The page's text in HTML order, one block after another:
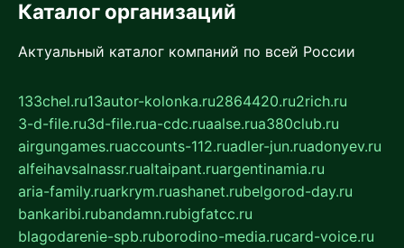
Каталог организаций
Актуальный каталог компаний по всей России
133chel.ru13autor-kolonka.ru2864420.ru2rich.ru
3-d-file.ru3d-file.rua-cdc.ruaalse.rua380club.ru
airgungames.ruaccounts-112.ruadler-jun.ruadonyev.ru
alfeihavsalnassr.rualtaipant.ruargentinamia.ru
aria-family.ruarkrym.ruashanet.rubelgorod-day.ru
bankaribi.rubandamn.rubigfatcc.ru
blagodarenie-spb.ruborodino-media.rucard-voice.ru